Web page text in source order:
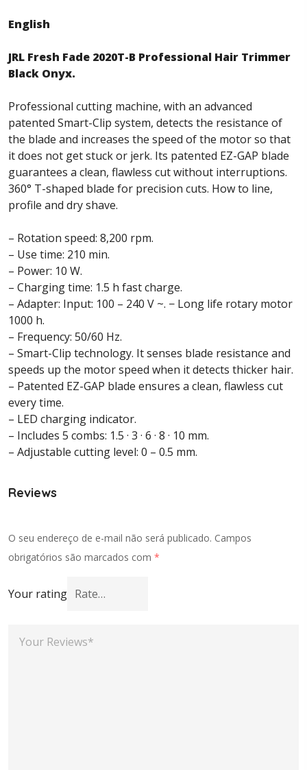
English
JRL Fresh Fade 2020T-B Professional Hair Trimmer
Black Onyx.
Professional cutting machine, with an advanced
patented Smart-Clip system, detects the resistance of
the blade and increases the speed of the motor so that
it does not get stuck or jerk. Its patented EZ-GAP blade
guarantees a clean, flawless cut without interruptions.
360° T-shaped blade for precision cuts. How to line,
profile and dry shave.
– Rotation speed: 8,200 rpm.
– Use time: 210 min.
– Power: 10 W.
– Charging time: 1.5 h fast charge.
– Adapter: Input: 100 – 240 V ~. − Long life rotary motor
1000 h.
– Frequency: 50/60 Hz.
– Smart-Clip technology. It senses blade resistance and
speeds up the motor speed when it detects thicker hair.
– Patented EZ-GAP blade ensures a clean, flawless cut
every time.
– LED charging indicator.
– Includes 5 combs: 1.5 · 3 · 6 · 8 · 10 mm.
– Adjustable cutting level: 0 – 0.5 mm.
Reviews
O seu endereço de e-mail não será publicado. Campos
obrigatórios são marcados com *
Your rating